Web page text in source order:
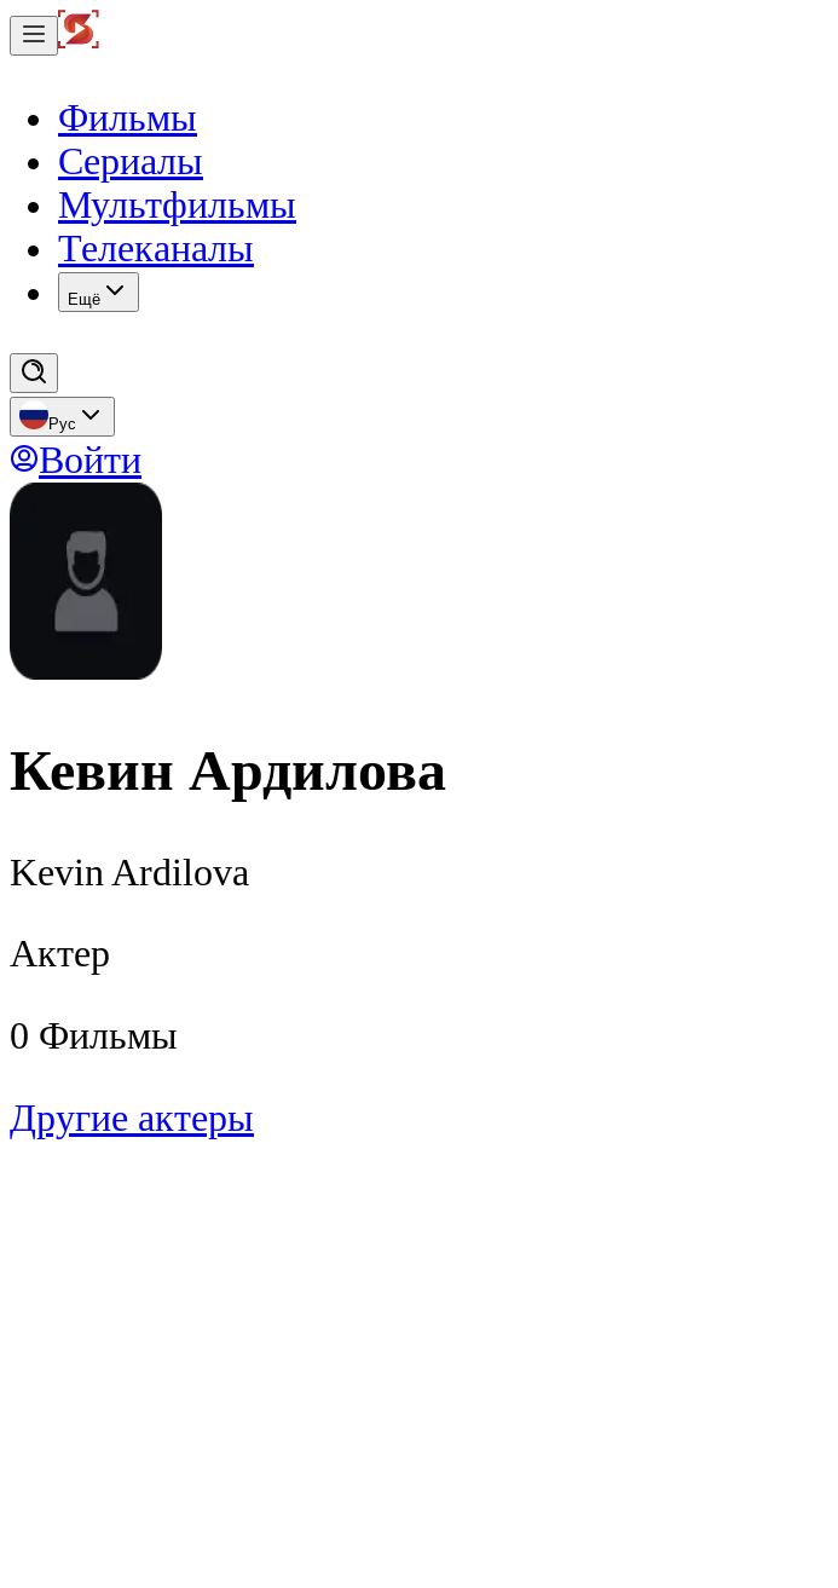
Фильмы
Сериалы
Мультфильмы
Телеканалы
Eщё
Рус
Войти
Кевин Ардилова
Kevin Ardilova
Актер
0 Фильмы
Другие актеры